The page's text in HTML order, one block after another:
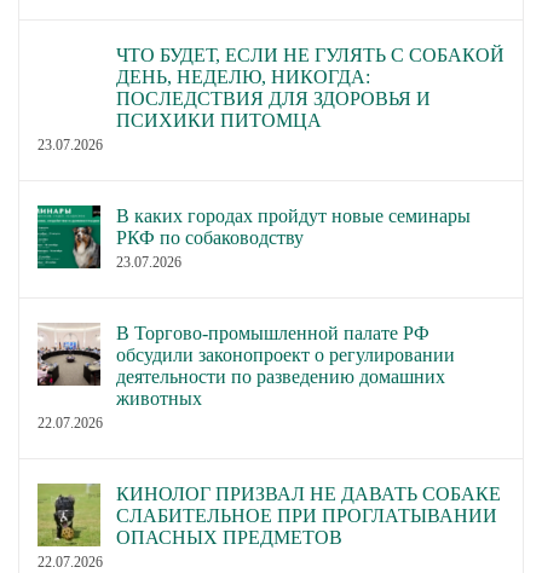
ЧТО БУДЕТ, ЕСЛИ НЕ ГУЛЯТЬ С СОБАКОЙ
ДЕНЬ, НЕДЕЛЮ, НИКОГДА:
ПОСЛЕДСТВИЯ ДЛЯ ЗДОРОВЬЯ И
ПСИХИКИ ПИТОМЦА
23.07.2026
В каких городах пройдут новые семинары
РКФ по собаководству
23.07.2026
В Торгово-промышленной палате РФ
обсудили законопроект о регулировании
деятельности по разведению домашних
животных
22.07.2026
КИНОЛОГ ПРИЗВАЛ НЕ ДАВАТЬ СОБАКЕ
СЛАБИТЕЛЬНОЕ ПРИ ПРОГЛАТЫВАНИИ
ОПАСНЫХ ПРЕДМЕТОВ
22.07.2026